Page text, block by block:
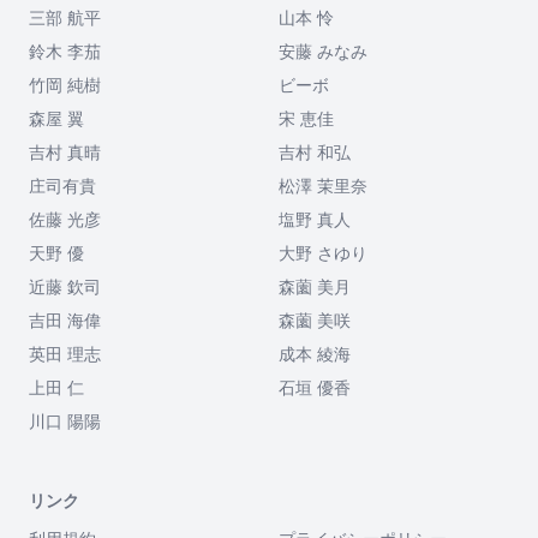
三部 航平
山本 怜
鈴木 李茄
安藤 みなみ
竹岡 純樹
ビーボ
森屋 翼
宋 恵佳
吉村 真晴
吉村 和弘
庄司有貴
松澤 茉里奈
佐藤 光彦
塩野 真人
天野 優
大野 さゆり
近藤 欽司
森薗 美月
吉田 海偉
森薗 美咲
英田 理志
成本 綾海
上田 仁
石垣 優香
川口 陽陽
リンク